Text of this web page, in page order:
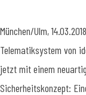
München/Ulm,
Telematiksystem von
jetzt mit einem
Sicherheitskonzept: